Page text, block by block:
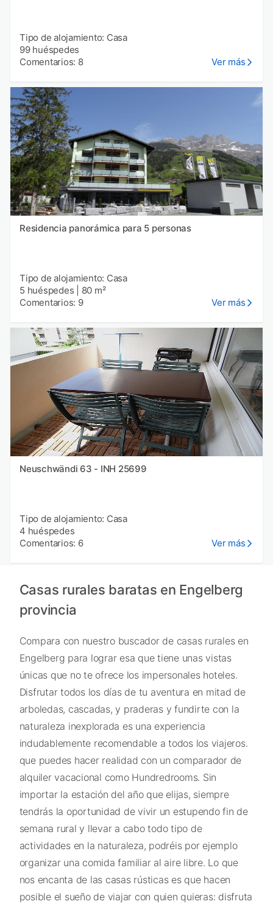
Tipo de alojamiento: Casa
99 huéspedes
Comentarios: 8
Ver más
Residencia panorámica para 5 personas
Tipo de alojamiento: Casa
5 huéspedes
80 m²
Comentarios: 9
Ver más
Neuschwändi 63 - INH 25699
Tipo de alojamiento: Casa
4 huéspedes
Comentarios: 6
Ver más
Casas rurales baratas en Engelberg
provincia
Compara con nuestro buscador de casas rurales en
Engelberg para lograr esa que tiene unas vistas
únicas que no te ofrece los impersonales hoteles.
Disfrutar todos los días de tu aventura en mitad de
arboledas, cascadas, y praderas y fundirte con la
naturaleza inexplorada es una experiencia
indudablemente recomendable a todos los viajeros.
que puedes hacer realidad con un comparador de
alquiler vacacional como Hundredrooms. Sin
importar la estación del año que elijas, siempre
tendrás la oportunidad de vivir un estupendo fin de
semana rural y llevar a cabo todo tipo de
actividades en la naturaleza, podréis por ejemplo
organizar una comida familiar al aire libre. Lo que
nos encanta de las casas rústicas es que hacen
posible el sueño de viajar con quien quieras: disfruta